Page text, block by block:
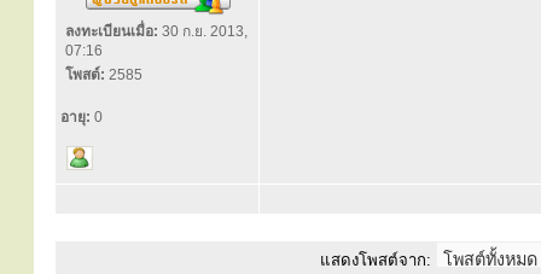
ลงทะเบียนเมื่อ: 30 ก.ย. 2013,
07:16
โพสต์: 2585
อายุ: 0
แสดงโพสต์จาก: